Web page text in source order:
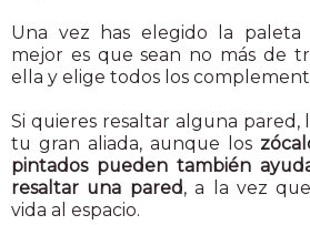
Una vez has elegido la
mejor es que sean no más de
ella y elige todos los
Si quieres resaltar alguna pared,
tu gran aliada, aunque los
pintados pueden también
resaltar una pared, a la vez
vida al espacio.